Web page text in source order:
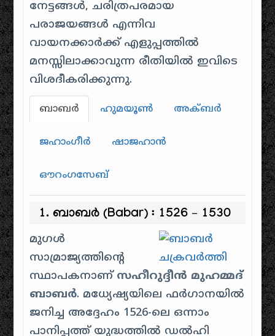
നേട്ടങ്ങൾ, ചരിത്രപരമായ
പരാജയങ്ങൾ എന്നിവ
വായനക്കാർക്ക് എളുപ്പത്തിൽ
മനസ്സിലാക്കാവുന്ന രീതിയിൽ ഇവിടെ
വിശദീകരിക്കുന്നു.
ബാബർ ഹുമയൂൺ അക്ബർ
ജഹാംഗീർ ഷാജഹാൻ
ഔറംഗസേബ്
1. ബാബർ (Babar) : 1526 – 1530
മുഗൾ
സാമ്രാജ്യത്തിന്റെ
സ്ഥാപകനാണ് സഹീറുദ്ദീൻ മുഹമ്മദ്
ബാബർ. മധ്യേഷ്യയിലെ ഫർഗാനയിൽ
ജനിച്ച അദ്ദേഹം 1526-ലെ ഒന്നാം
പാനിപ്പത്ത് യുദ്ധത്തിൽ ഡൽഹി